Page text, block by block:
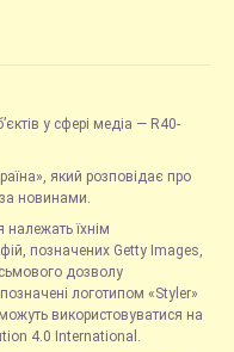
у сфері медіа — R40-
який розповідає про
новинами.
належать їхнім
позначених Getty Images,
дозволу
логотипом «Styler»
використовуватися на
4.0 International.